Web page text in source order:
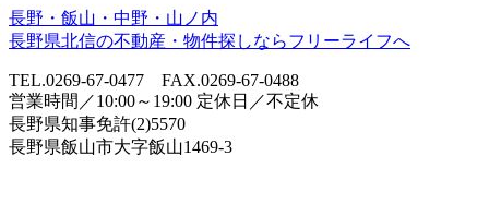
長野・飯山・中野・山ノ内
長野県北信の不動産・物件探しならフリーライフへ
TEL.0269-67-0477 FAX.0269-67-0488
営業時間／10:00～19:00 定休日／不定休
長野県知事免許(2)5570
長野県飯山市大字飯山1469-3